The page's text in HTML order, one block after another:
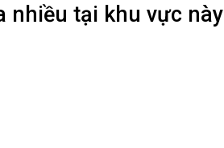
nhiều tại khu vực này